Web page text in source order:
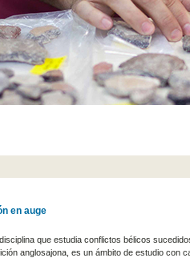
en auge
que estudia conflictos bélicos
anglosajona, es un ámbito de estudio con